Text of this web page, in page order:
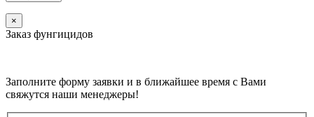
×
Заказ фунгицидов
Заполните форму заявки и в ближайшее время с Вами
свяжутся наши менеджеры!